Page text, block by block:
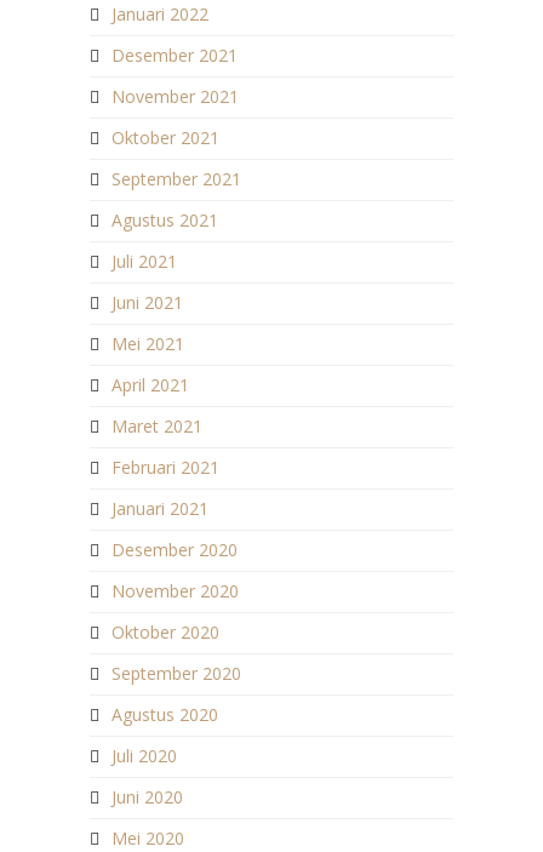
Januari 2022
Desember 2021
November 2021
Oktober 2021
September 2021
Agustus 2021
Juli 2021
Juni 2021
Mei 2021
April 2021
Maret 2021
Februari 2021
Januari 2021
Desember 2020
November 2020
Oktober 2020
September 2020
Agustus 2020
Juli 2020
Juni 2020
Mei 2020